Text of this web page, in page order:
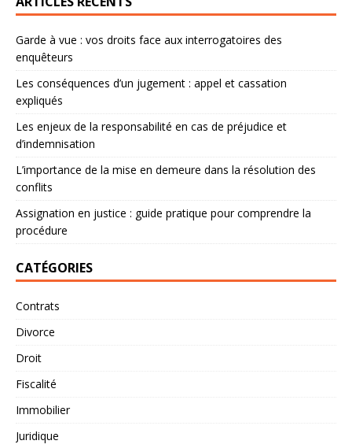
Garde à vue : vos droits face aux interrogatoires des
enquêteurs
Les conséquences d’un jugement : appel et cassation
expliqués
Les enjeux de la responsabilité en cas de préjudice et
d’indemnisation
L’importance de la mise en demeure dans la résolution des
conflits
Assignation en justice : guide pratique pour comprendre la
procédure
CATÉGORIES
Contrats
Divorce
Droit
Fiscalité
Immobilier
Juridique